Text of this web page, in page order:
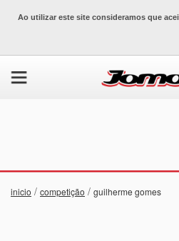
Ao utilizar este site consideramos que
inicio / competição / guilherme gomes